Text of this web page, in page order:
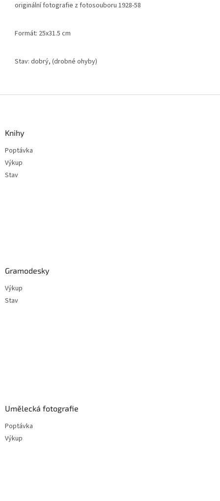
originální fotografie z fotosouboru 1928-58
Formát: 25x31.5 cm
Stav: dobrý, (drobné ohyby)
Knihy
Poptávka
Výkup
Stav
Gramodesky
Výkup
Stav
Umělecká fotografie
Poptávka
Výkup